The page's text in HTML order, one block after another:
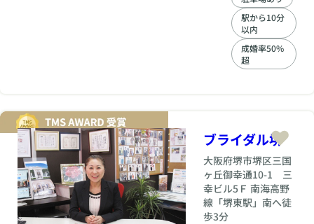
は、今の状況をお聞
かせください。
駅から10分
以内
成婚率50%
超
ブライダル堺
大阪府堺市堺区三国
ヶ丘御幸通10-1 三
幸ビル5Ｆ 南海高野
線「堺東駅」南へ徒
歩3分